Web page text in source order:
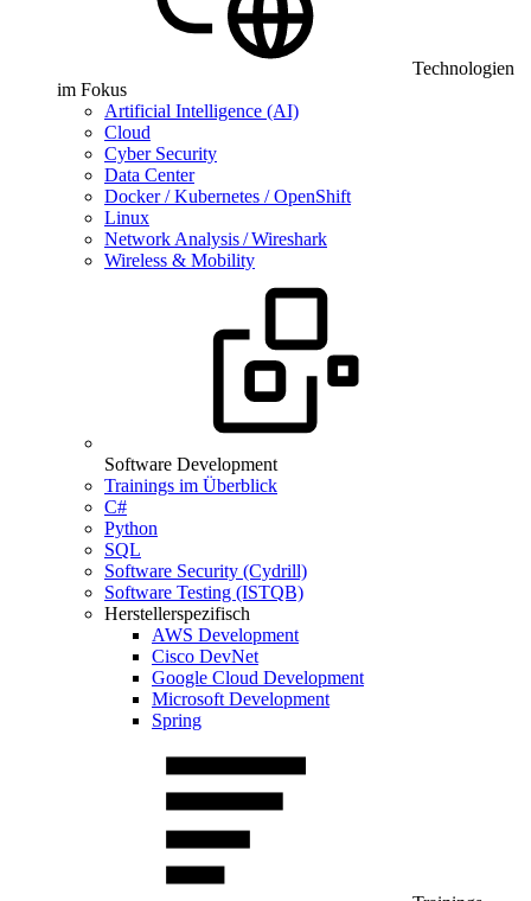
Technologien
im Fokus
Artificial Intelligence (AI)
Cloud
Cyber Security
Data Center
Docker / Kubernetes / OpenShift
Linux
Network Analysis / Wireshark
Wireless & Mobility
Software Development
Trainings im Überblick
C#
Python
SQL
Software Security (Cydrill)
Software Testing (ISTQB)
Herstellerspezifisch
AWS Development
Cisco DevNet
Google Cloud Development
Microsoft Development
Spring